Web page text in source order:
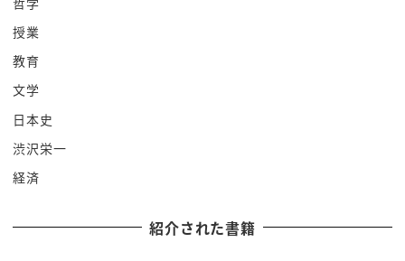
上がったわけですよねちょっと極東なん
ですよだからそのなるべくその侵略される
づらかったそれはですね立地的なものが
あるわけですよねそこでその江戸時代まで
ところがその第二次世界対戦第二次世界
対戦を通してですね日本は sea
powerはも手に入れようとしてランド
分析されているんです今回は三本間には
授業
教育
文学
日本史
渋沢栄一
経済
紹介された書籍